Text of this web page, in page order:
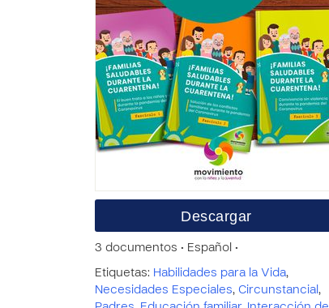
Descargar
3 documentos • Español •
Etiquetas: Habilidades para la Vida,
Necesidades Especiales, Circunstancial ,